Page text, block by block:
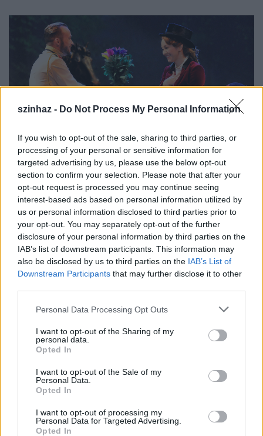
szinhaz - Do Not Process My Personal Information
If you wish to opt-out of the sale, sharing to third parties, or
processing of your personal or sensitive information for
targeted advertising by us, please use the below opt-out
section to confirm your selection. Please note that after your
opt-out request is processed you may continue seeing
interest-based ads based on personal information utilized by
us or personal information disclosed to third parties prior to
your opt-out. You may separately opt-out of the further
disclosure of your personal information by third parties on the
IAB’s list of downstream participants. This information may
also be disclosed by us to third parties on the IAB’s List of
Downstream Participants that may further disclose it to other
Please note that this website/app uses one or more Google
not limited to your visit or usage behaviour. You may click to
grant or deny consent to Google and its third-party tags to
use your data for below specified purposes in below Google
consent section.
Personal Data Processing Opt Outs
I want to opt-out of the Sharing of my
personal data.
Opted In
I want to opt-out of the Sale of my
Personal Data.
Opted In
I want to opt-out of processing my
Personal Data for Targeted Advertising.
Opted In